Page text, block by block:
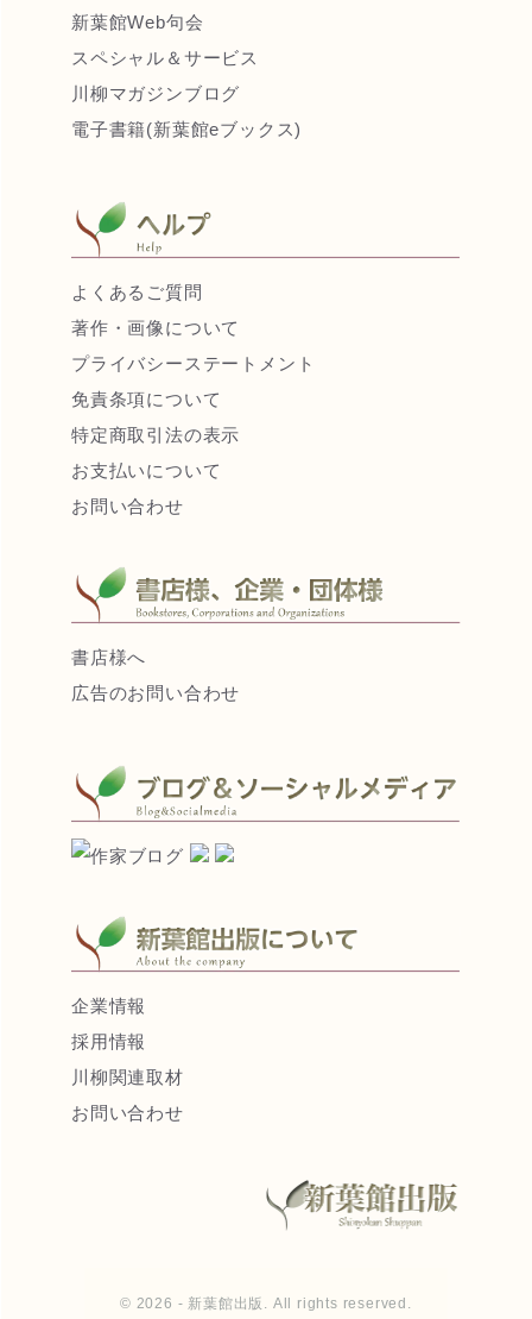
© 2026 - 新葉館出版. All rights reserved.
新葉館Web句会
スペシャル＆サービス
川柳マガジンブログ
電子書籍(新葉館eブックス)
よくあるご質問
著作・画像について
プライバシーステートメント
免責条項について
特定商取引法の表示
お支払いについて
お問い合わせ
書店様へ
広告のお問い合わせ
企業情報
採用情報
川柳関連取材
お問い合わせ